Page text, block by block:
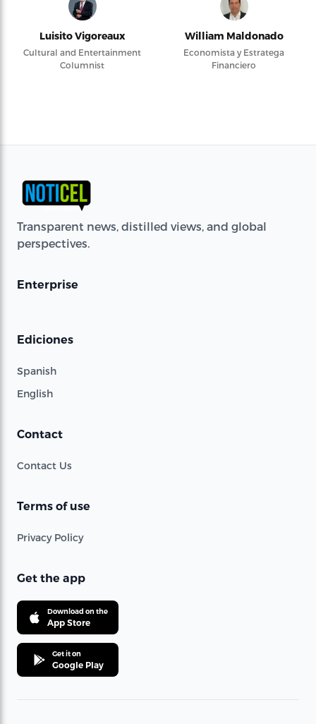
Luisito Vigoreaux
Cultural and Entertainment
Columnist
William Maldonado
Economista y Estratega
Financiero
Transparent news, distilled views, and global
perspectives.
Enterprise
Ediciones
Spanish
English
Contact
Contact Us
Terms of use
Privacy Policy
Get the app
Download on the
App Store
Get it on
Google Play